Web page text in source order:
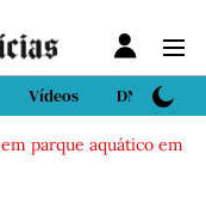
Vídeos DN Sport
aquático em